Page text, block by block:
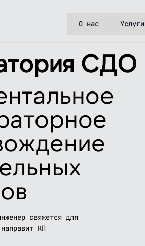
О нас Услуги
свяжется для
КП
СДО